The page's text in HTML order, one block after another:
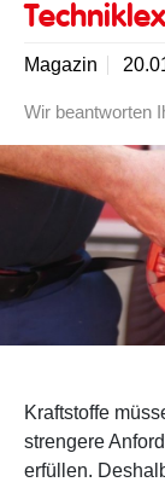
Magazin
Wir beantworten
Kraftstoffe
strengere
erfüllen.